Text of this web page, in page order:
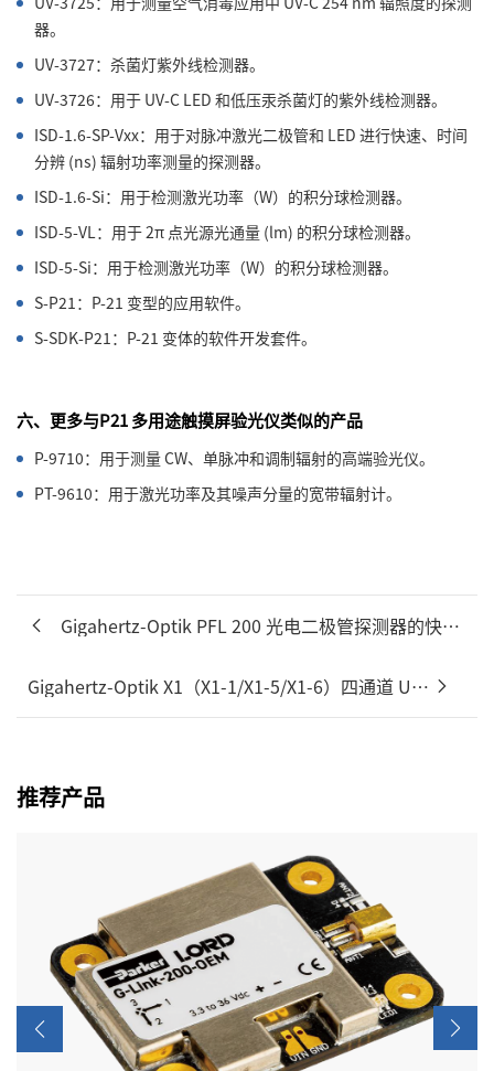
器。
UV-3727：杀菌灯紫外线检测器。
UV-3726：用于 UV-C LED 和低压汞杀菌灯的紫外线检测器。
ISD-1.6-SP-Vxx：用于对脉冲激光二极管和 LED 进行快速、时间
分辨 (ns) 辐射功率测量的探测器。
ISD-1.6-Si：用于检测激光功率（W）的积分球检测器。
ISD-5-VL：用于 2π 点光源光通量 (lm) 的积分球检测器。
ISD-5-Si：用于检测激光功率（W）的积分球检测器。
S-P21：P-21 变型的应用软件。
S-SDK-P21：P-21 变体的软件开发套件。
六、更多与P21 多用途触摸屏验光仪类似的产品
P-9710：用于测量 CW、单脉冲和调制辐射的高端验光仪。
PT-9610：用于激光功率及其噪声分量的宽带辐射计。
Gigahertz-Optik PFL 200 光电二极管探测器的快速闪烁...
Gigahertz-Optik X1（X1-1/X1-5/X1-6）四通道 USB 验...
推荐产品